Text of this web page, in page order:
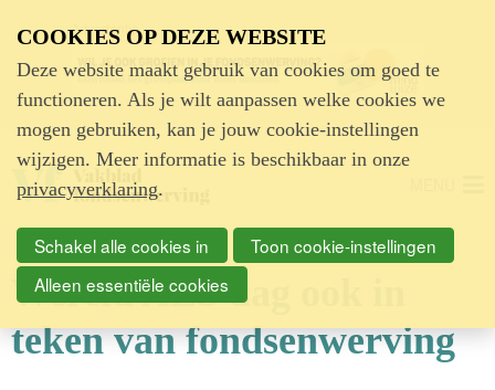
Advertentie
Wereld ALS dag ook in
teken van fondsenwerving
COOKIES OP DEZE WEBSITE
Deze website maakt gebruik van cookies om goed te
functioneren. Als je wilt aanpassen welke cookies we
mogen gebruiken, kan je jouw cookie-instellingen
wijzigen. Meer informatie is beschikbaar in onze
privacyverklaring.
Schakel alle cookies in
Toon cookie-instellingen
Alleen essentiële cookies